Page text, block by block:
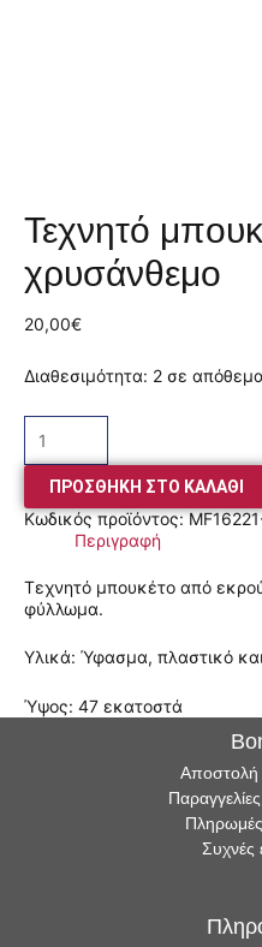
Τεχνητό
χρυσάνθεμο
20,00€
Διαθεσιμότητα: 2 σε απόθεμα
ΠΡΟΣΘΉΚΗ ΣΤΟ ΚΑΛΆΘΙ
Κωδικός προϊόντος:
Περιγραφή
Τεχνητό μπουκέτο από
φύλλωμα.
Υλικά: Ύφασμα, πλαστικό
Ύψος: 47 εκατοστά
Συχνές